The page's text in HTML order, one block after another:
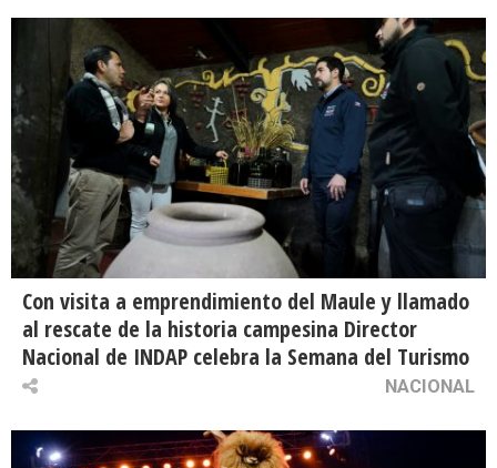
Con visita a emprendimiento del Maule y llamado
al rescate de la historia campesina Director
Nacional de INDAP celebra la Semana del Turismo
NACIONAL